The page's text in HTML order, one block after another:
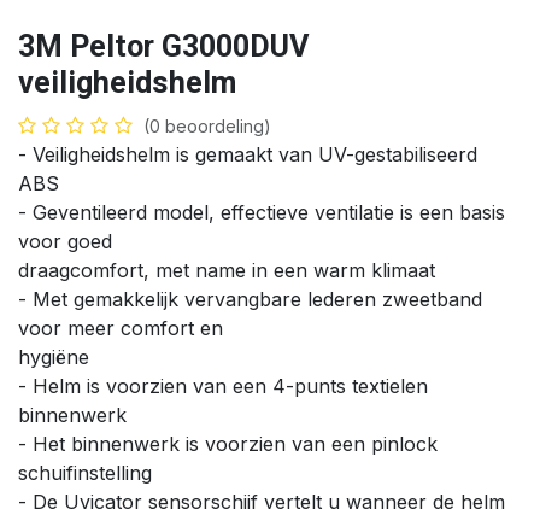
3M Peltor G3000DUV
veiligheidshelm
(0 beoordeling)
- Veiligheidshelm is gemaakt van UV-gestabiliseerd
ABS
- Geventileerd model, effectieve ventilatie is een basis
voor goed
draagcomfort, met name in een warm klimaat
- Met gemakkelijk vervangbare lederen zweetband
voor meer comfort en
hygiëne
- Helm is voorzien van een 4-punts textielen
binnenwerk
- Het binnenwerk is voorzien van een pinlock
schuifinstelling
- De Uvicator sensorschijf vertelt u wanneer de helm